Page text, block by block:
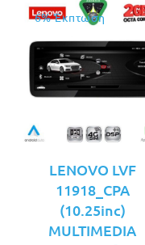
6% Έκπτωση
LENOVO LVF
11918_CPA
(10.25inc)
MULTIMEDIA